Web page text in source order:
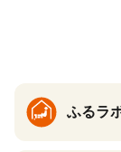
ふるラ